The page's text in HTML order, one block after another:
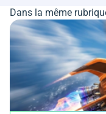
Dans la même